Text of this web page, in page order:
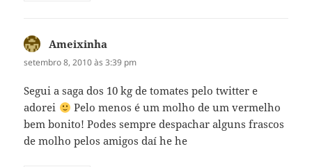
Ameixinha
setembro 8, 2010 às 3:39 pm
Segui a saga dos 10 kg de tomates pelo twitter e
adorei
Pelo menos é um molho de um vermelho
bem bonito! Podes sempre despachar alguns frascos
de molho pelos amigos daí he he